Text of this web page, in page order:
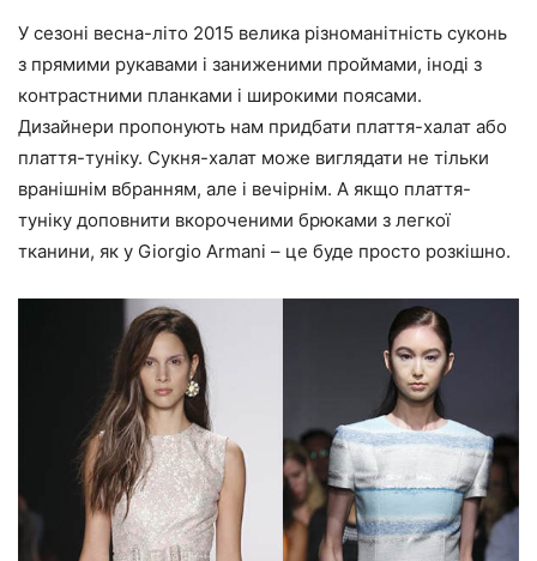
У сезоні весна-літо 2015 велика різноманітність суконь
з прямими рукавами і заниженими проймами, іноді з
контрастними планками і широкими поясами.
Дизайнери пропонують нам придбати плаття-халат або
плаття-туніку. Сукня-халат може виглядати не тільки
вранішнім вбранням, але і вечірнім. А якщо плаття-
туніку доповнити вкороченими брюками з легкої
тканини, як у Giorgio Armani – це буде просто розкішно.